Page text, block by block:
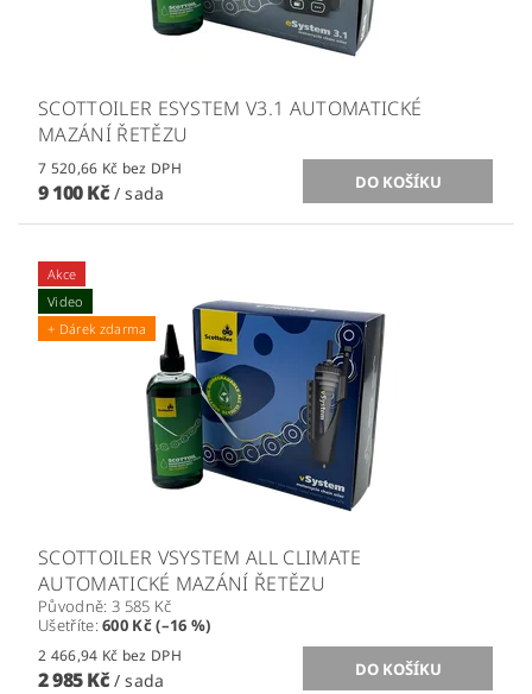
SCOTTOILER ESYSTEM V3.1 AUTOMATICKÉ
MAZÁNÍ ŘETĚZU
7 520,66 Kč bez DPH
9 100 Kč / sada
Akce
Video
+ Dárek zdarma
SCOTTOILER VSYSTEM ALL CLIMATE
AUTOMATICKÉ MAZÁNÍ ŘETĚZU
Původně: 3 585 Kč
Ušetříte:600 Kč (–16 %)
2 466,94 Kč bez DPH
2 985 Kč / sada